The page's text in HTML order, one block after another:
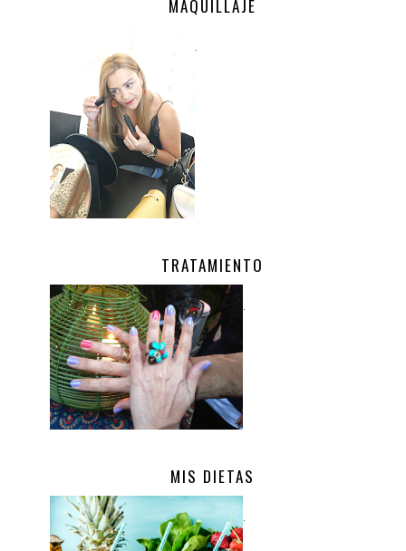
MAQUILLAJE
.
TRATAMIENTO
.
MIS DIETAS
.